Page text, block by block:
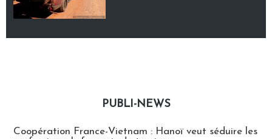
PUBLI-NEWS
Coopération France-Vietnam : Hanoï veut séduire les